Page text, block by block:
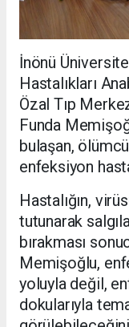
İnönü
Hastalıkları
Özal Tıp
Funda
bulaşan,
enfeksiyon
Hastalığın,
tutunarak
bırakması
Memişoğlu,
yoluyla değil,
dokularıyla